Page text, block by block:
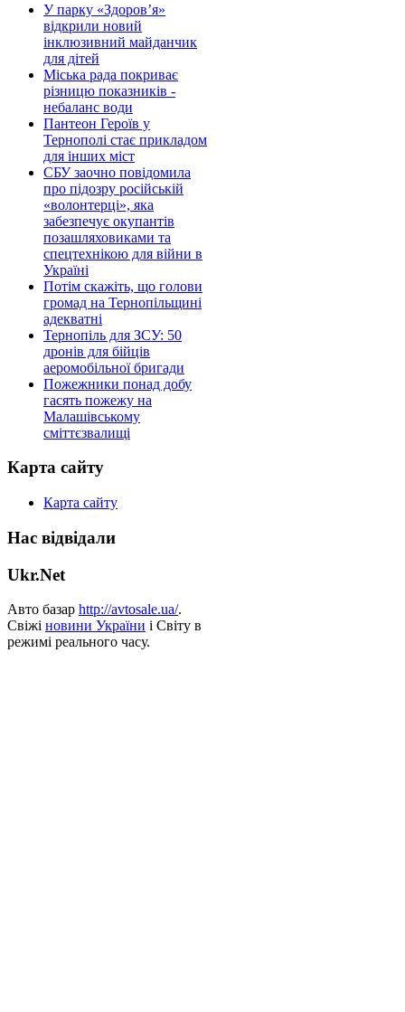
У парку «Здоров’я»
відкрили новий
інклюзивний майданчик
для дітей
Міська рада покриває
різницю показників -
небаланс води
Пантеон Героїв у
Тернополі стає прикладом
для інших міст
СБУ заочно повідомила
про підозру російській
«волонтерці», яка
забезпечує окупантів
позашляховиками та
спецтехнікою для війни в
Україні
Потім скажіть, що голови
громад на Тернопільщині
адекватні
Тернопіль для ЗСУ: 50
дронів для бійців
аеромобільної бригади
Пожежники понад добу
гасять пожежу на
Малашівському
сміттєзвалищі
Карта сайту
Карта сайту
Нас відвідали
Ukr.Net
Авто базар http://avtosale.ua/.
Свіжі новини України і Світу в
режимі реального часу.